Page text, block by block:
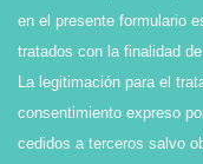
en el presente formulario
tratados con la finalidad
La legitimación para el
consentimiento expreso
cedidos a terceros salvo